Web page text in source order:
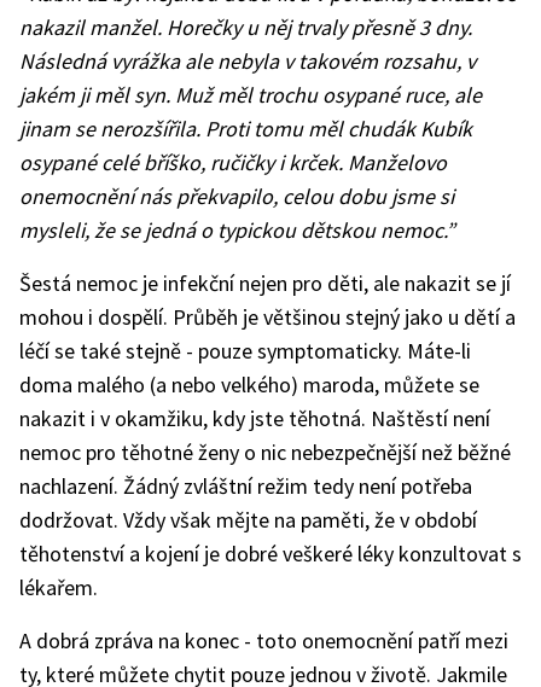
nakazil manžel. Horečky u něj trvaly přesně 3 dny.
Následná vyrážka ale nebyla v takovém rozsahu, v
jakém ji měl syn. Muž měl trochu osypané ruce, ale
jinam se nerozšířila. Proti tomu měl chudák Kubík
osypané celé bříško, ručičky i krček. Manželovo
onemocnění nás překvapilo, celou dobu jsme si
mysleli, že se jedná o typickou dětskou nemoc.”
Šestá nemoc je infekční nejen pro děti, ale nakazit se jí
mohou i dospělí. Průběh je většinou stejný jako u dětí a
léčí se také stejně - pouze symptomaticky. Máte-li
doma malého (a nebo velkého) maroda, můžete se
nakazit i v okamžiku, kdy jste těhotná. Naštěstí není
nemoc pro těhotné ženy o nic nebezpečnější než běžné
nachlazení. Žádný zvláštní režim tedy není potřeba
dodržovat. Vždy však mějte na paměti, že v období
těhotenství a kojení je dobré veškeré léky konzultovat s
lékařem.
A dobrá zpráva na konec - toto onemocnění patří mezi
ty, které můžete chytit pouze jednou v životě. Jakmile